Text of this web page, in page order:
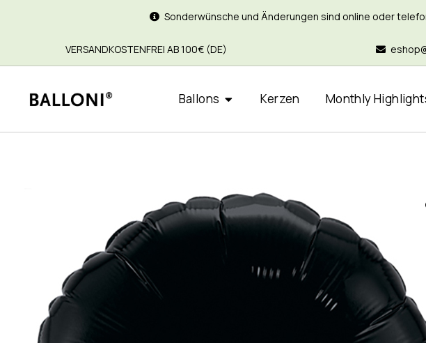
Sonderwünsche und Änderungen sind online oder
VERSANDKOSTENFREI AB 100€ (DE)
Ballons Kerzen Monthly